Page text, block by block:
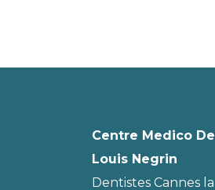
Centre Medico
Louis Negrin
Dentistes Cannes